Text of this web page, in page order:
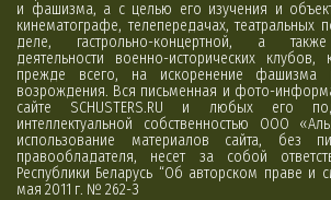
и фашизма, а с целью его изучения и
кинематографе, телепередачах, театральных
деле, гастрольно-концертной, а также
деятельности военно-исторических клубов,
прежде всего, на искоренение фашизма
возрождения. Вся письменная и фото-
сайте SCHUSTERS.RU и любых его
интеллектуальной собственностью ООО
использование материалов сайта, без
правообладателя, несет за собой
Республики Беларусь “Об авторском праве и
мая 2011 г. № 262-З